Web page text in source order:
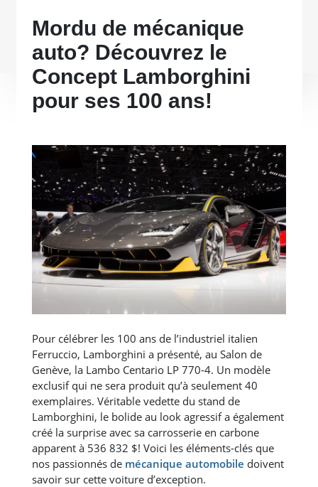
Mordu de mécanique
auto? Découvrez le
Concept Lamborghini
pour ses 100 ans!
Pour célébrer les 100 ans de l’industriel italien
Ferruccio, Lamborghini a présenté, au Salon de
Genève, la Lambo Centario LP 770-4. Un modèle
exclusif qui ne sera produit qu’à seulement 40
exemplaires. Véritable vedette du stand de
Lamborghini, le bolide au look agressif a également
créé la surprise avec sa carrosserie en carbone
apparent à 536 832 $! Voici les éléments-clés que
nos passionnés de mécanique automobile doivent
savoir sur cette voiture d’exception.